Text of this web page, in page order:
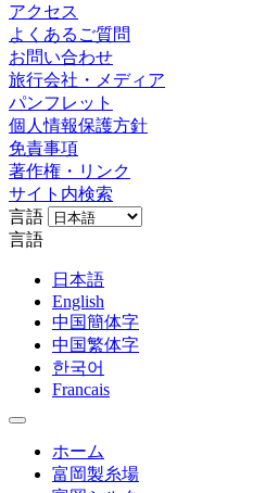
アクセス
よくあるご質問
お問い合わせ
旅行会社・メディア
パンフレット
個人情報保護方針
免責事項
著作権・リンク
サイト内検索
言語
言語
日本語
English
中国簡体字
中国繁体字
한국어
Francais
ホーム
富岡製糸場